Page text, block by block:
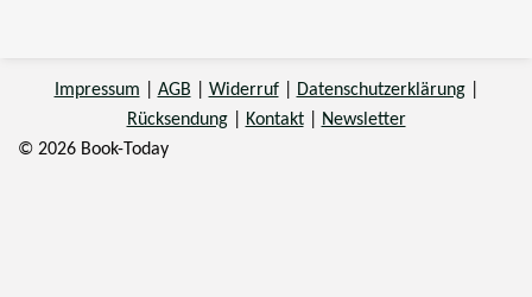
Impressum AGB Widerruf| Datenschutzerklärung|
Rücksendung| Kontakt|
Newsletter
© 2026 Book-Today